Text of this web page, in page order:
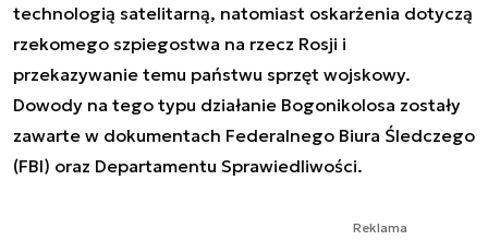
technologią satelitarną, natomiast oskarżenia dotyczą
rzekomego szpiegostwa na rzecz Rosji i
przekazywanie temu państwu sprzęt wojskowy.
Dowody na tego typu działanie Bogonikolosa zostały
zawarte w dokumentach Federalnego Biura Śledczego
(FBI) oraz Departamentu Sprawiedliwości.
Reklama